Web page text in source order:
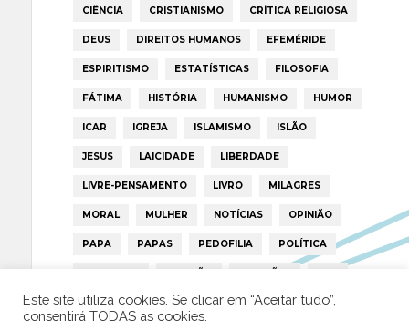
CIÊNCIA CRISTIANISMO CRÍTICA RELIGIOSA
DEUS DIREITOS HUMANOS EFEMÉRIDE
ESPIRITISMO ESTATÍSTICAS FILOSOFIA
FÁTIMA HISTÓRIA HUMANISMO HUMOR
ICAR IGREJA ISLAMISMO ISLÃO
JESUS LAICIDADE LIBERDADE
LIVRE-PENSAMENTO LIVRO MILAGRES
MORAL MULHER NOTÍCIAS OPINIÃO
PAPA PAPAS PEDOFILIA POLÍTICA
PORTUGAL RELIGIÃO RELIGIÕES RTP
TRUMP VATICANO
Este site utiliza cookies. Se clicar em “Aceitar tudo”,
consentirá TODAS as cookies.